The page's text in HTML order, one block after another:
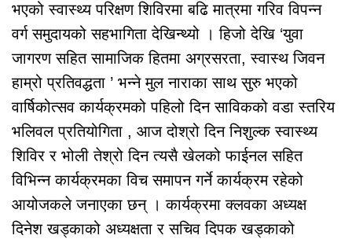
भएको स्वास्थ्य परिक्षण शिविरमा बढि मात्रमा गरिव विपन्न
वर्ग समुदायको सहभागिता देखिन्थ्यो । हिजो देखि ‘युवा
जागरण सहित सामाजिक हितमा अग्रसरता, स्वास्थ जिवन
हाम्रो प्रतिवद्धता ’ भन्ने मुल नाराका साथ सुरु भएको
वार्षिकोत्सव कार्यक्रमको पहिलो दिन साविकको वडा स्तरिय
भलिवल प्रतियोगिता , आज दोश्रो दिन निशुल्क स्वास्थ्य
शिविर र भोली तेश्रो दिन त्यसै खेलको फाईनल सहित
विभिन्न कार्यक्रमका विच समापन गर्ने कार्यक्रम रहेको
आयोजकले जनाएका छन् । कार्यक्रमा क्लवका अध्यक्ष
दिनेश खड्काको अध्यक्षता र सचिव दिपक खड्काको